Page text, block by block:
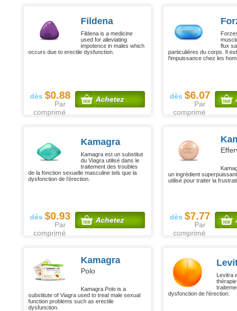
Fildena
Fildena is a medicine
used for alleviating
impotence in males which
occurs due to erectile dysfunction.
dès $0.88
Par
comprimé
Achetez
flux
particulières du corps. Il
l'impuissance chez les
dès $6.07
Par
comprimé
Kamagra
Kamagra est un substitut
du Viagra utilisé dans le
traitement des troubles
de la fonction sexuelle masculine tels que la
dysfonction de l’érection.
dès $0.93
Par
comprimé
Achetez
un ingrédient
utilisé pour traiter la
dès $7.77
Par
comprimé
Kamagra
Polo
Kamagra Polo is a
substitute of Viagra used to treat male sexual
function problems such as erectile
dysfunction.
Levitra
dysfonction de l’érection.